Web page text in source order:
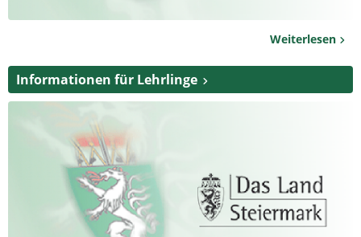
Weiterlesen
Informationen für Lehrlinge